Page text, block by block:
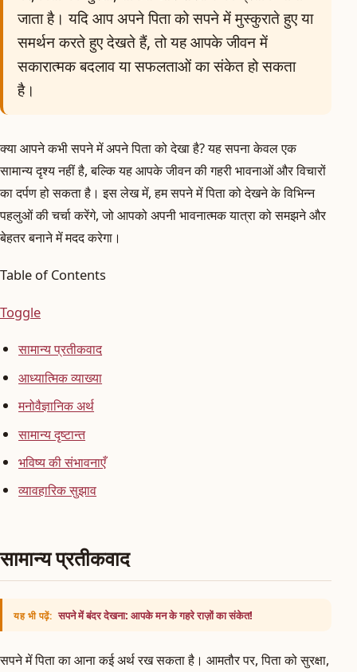
जाता है। यदि आप अपने पिता को सपने में मुस्कुराते हुए या
समर्थन करते हुए देखते हैं, तो यह आपके जीवन में
सकारात्मक बदलाव या सफलताओं का संकेत हो सकता
है।
क्या आपने कभी सपने में अपने पिता को देखा है? यह सपना केवल एक
सामान्य दृश्य नहीं है, बल्कि यह आपके जीवन की गहरी भावनाओं और विचारों
का दर्पण हो सकता है। इस लेख में, हम सपने में पिता को देखने के विभिन्न
पहलुओं की चर्चा करेंगे, जो आपको अपनी भावनात्मक यात्रा को समझने और
बेहतर बनाने में मदद करेगा।
Table of Contents
Toggle
सामान्य प्रतीकवाद
आध्यात्मिक व्याख्या
मनोवैज्ञानिक अर्थ
सामान्य दृष्टान्त
भविष्य की संभावनाएँ
व्यावहारिक सुझाव
सामान्य प्रतीकवाद
यह भी पढ़ें: सपने में बंदर देखना: आपके मन के गहरे राज़ों का संकेत!
सपने में पिता का आना कई अर्थ रख सकता है। आमतौर पर, पिता को सुरक्षा,